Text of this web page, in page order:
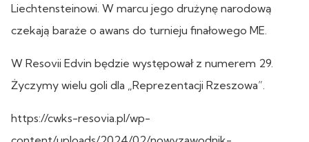
Liechtensteinowi. W marcu jego drużynę narodową
czekają baraże o awans do turnieju finałowego ME.
W Resovii Edvin będzie występował z numerem 29.
Życzymy wielu goli dla „Reprezentacji Rzeszowa”.
https://cwks-resovia.pl/wp-